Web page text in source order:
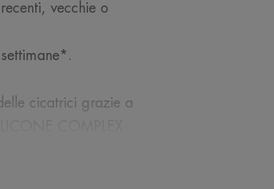
vecchie o
cicatrici grazie a